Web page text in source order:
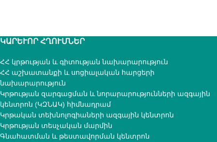
ԿԱՐԵՒՈՐ ՀՂՈՒՄՆԵՐ
ՀՀ կրթության և գիտության նախարարություն
ՀՀ աշխատանքի և սոցիալական հարցերի
նախարարություն
Կրթության զարգացման և նորարարությունների ազգային
կենտրոն (ԿԶՆԱԿ) հիմնադրամ
Կրթական տեխնոլոգիաների ազգային կենտրոն
Կրթության տեսչական մարմին
Գնահատման և թեստավորման կենտրոն